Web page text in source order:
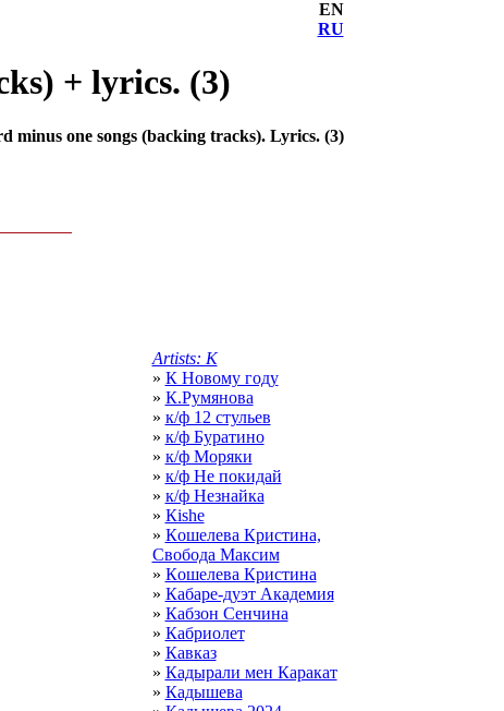
EN
RU
+ lyrics. (3)
minus one songs (backing tracks). Lyrics. (3)
Artists: К
» К Новому году
» К.Румянова
» к/ф 12 стульев
» к/ф Буратино
» к/ф Моряки
» к/ф Не покидай
» к/ф Незнайка
» Кishe
» Кoшeлева Кристина,
Свобoда Мaксим
» Кoшелева Кристина
» Кабаре-дуэт Академия
» Кабзон Сенчина
» Кабриолет
» Кавказ
» Кадырали мен Каракат
» Кадышева